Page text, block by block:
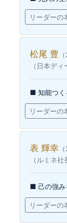
リーダーの
松尾 豊
（日本デ
■ 知能つく
リーダーの
表 輝幸
（ルミネ社
■ 己の強み
リーダーの